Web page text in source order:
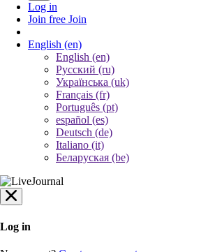
Log in
Join free Join
English (en)
English (en)
Русский (ru)
Українська (uk)
Français (fr)
Português (pt)
español (es)
Deutsch (de)
Italiano (it)
Беларуская (be)
Log in